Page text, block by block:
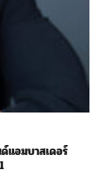
แอมบาสเดอร์